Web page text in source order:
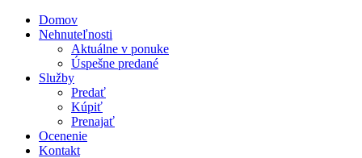
Domov
Nehnuteľnosti
Aktuálne v ponuke
Úspešne predané
Služby
Predať
Kúpiť
Prenajať
Ocenenie
Kontakt